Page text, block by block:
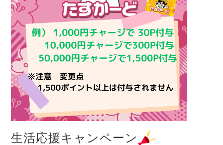
生活応援キャンペーン